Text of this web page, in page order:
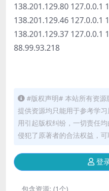
138.201.129.80 127.0.0.1
138.201.129.46 127.0.0.1
138.201.129.37 127.0.0.1
88.99.93.218
#版权声明# 本站所有资
提供资源均只能用于参考学
用引起版权纠纷，一切责任
侵犯了原著者的合法权益，可
登
包含资源: (1个)